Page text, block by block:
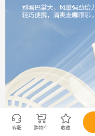
客服 购物车 收藏